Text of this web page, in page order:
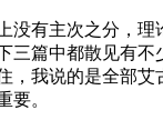
没有主次之分，
三篇中都散见有
，我说的是全部
要。